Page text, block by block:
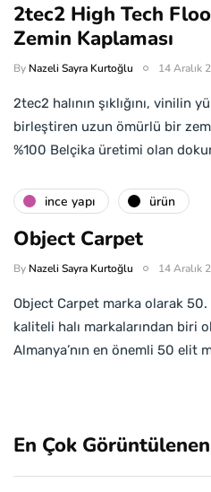
2tec2 High Tech
Zemin Kaplaması
By Nazeli Sayra Kurtoğlu 14 Aralık
2tec2 halının şıklığını, vinilin
birleştiren uzun ömürlü bir
%100 Belçika üretimi olan
i̇nce yapı ürün
Object Carpet
By Nazeli Sayra Kurtoğlu 14 Aralık
Object Carpet marka olarak 50.
kaliteli halı markalarından biri
Almanya’nın en önemli 50 elit
En Çok Görüntülenen